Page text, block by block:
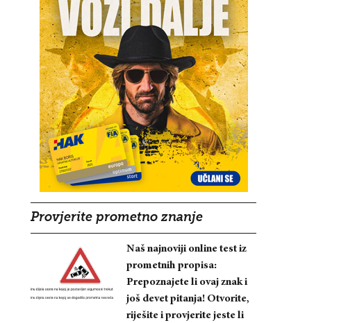
Provjerite prometno znanje
Naš najnoviji online test iz
prometnih propisa:
Prepoznajete li ovaj znak i
još devet pitanja! Otvorite,
riješite i provjerite jeste li